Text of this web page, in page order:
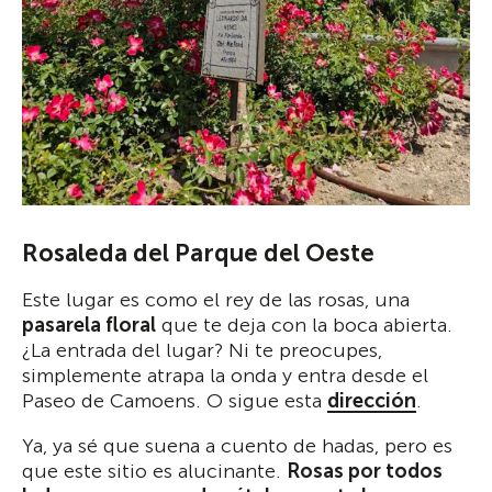
Rosaleda del Parque del Oeste
Este lugar es como el rey de las rosas, una
pasarela floral que te deja con la boca abierta.
¿La entrada del lugar? Ni te preocupes,
simplemente atrapa la onda y entra desde el
Paseo de Camoens. O sigue esta dirección.
Ya, ya sé que suena a cuento de hadas, pero es
que este sitio es alucinante. Rosas por todos